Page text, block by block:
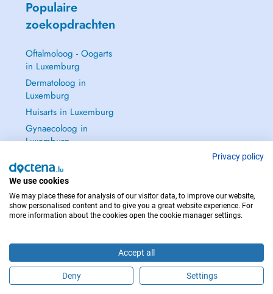
Maak online een afspraak
Populaire
zoekopdrachten
Oftalmoloog - Oogarts
in Luxemburg
Dermatoloog in
Luxemburg
Huisarts in Luxemburg
Gynaecoloog in
Luxemburg
NEEM IN GEVAL VAN NOOD CONTACT OP MET : 112
Privacy policy
We use cookies
We may place these for analysis of our visitor data, to improve our website,
show personalised content and to give you a great website experience. For
more information about the cookies open the cookie manager settings.
Accept all
Deny Settings